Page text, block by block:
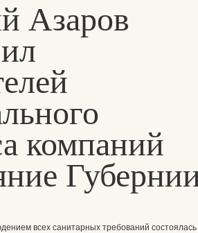
Азаров
компаний
всех санитарных требований состоялась